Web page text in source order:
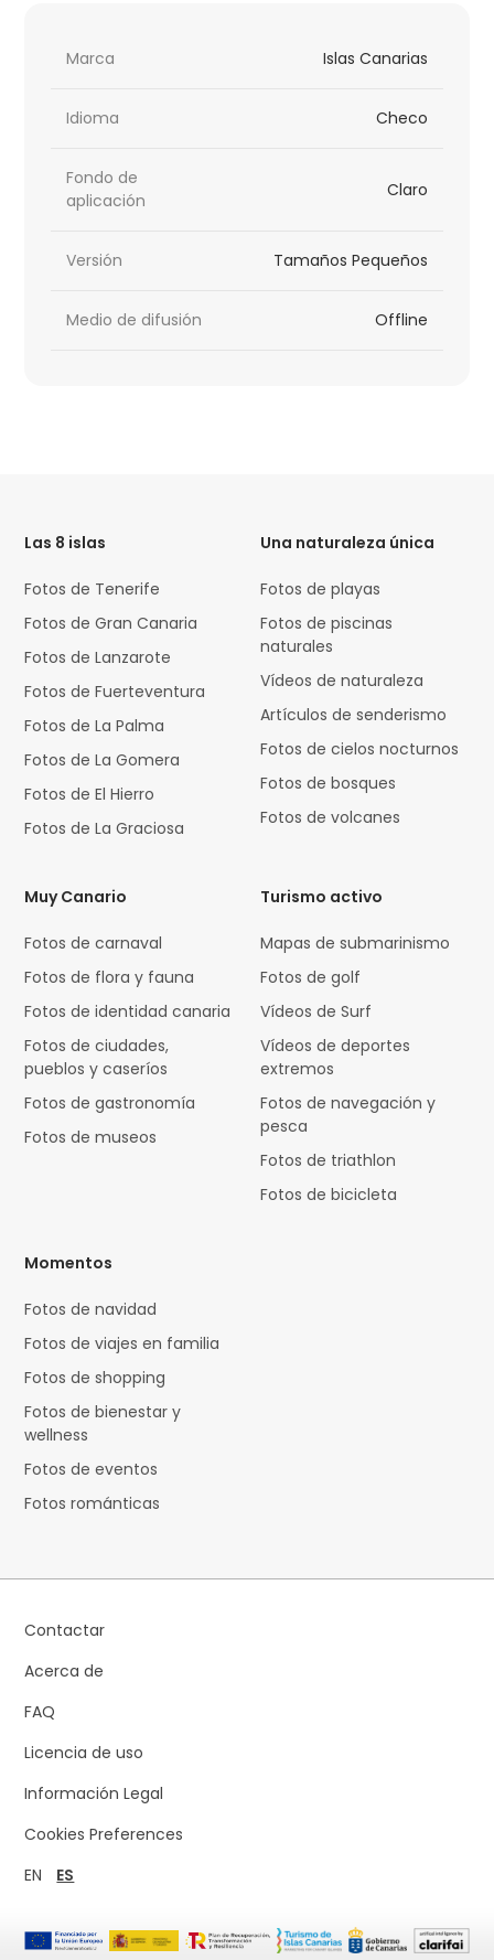
Marca Islas Canarias
Idioma Checo
Fondo de
aplicación
Claro
Versión Tamaños Pequeños
Medio de difusión Offline
Las 8 islas
Fotos de Tenerife
Fotos de Gran Canaria
Fotos de Lanzarote
Fotos de Fuerteventura
Fotos de La Palma
Fotos de La Gomera
Fotos de El Hierro
Fotos de La Graciosa
Una naturaleza única
Fotos de playas
Fotos de piscinas
naturales
Vídeos de naturaleza
Artículos de senderismo
Fotos de cielos nocturnos
Fotos de bosques
Fotos de volcanes
Muy Canario
Fotos de carnaval
Fotos de flora y fauna
Fotos de identidad canaria
Fotos de ciudades,
pueblos y caseríos
Fotos de gastronomía
Fotos de museos
Turismo activo
Mapas de submarinismo
Fotos de golf
Vídeos de Surf
Vídeos de deportes
extremos
Fotos de navegación y
pesca
Fotos de triathlon
Fotos de bicicleta
Momentos
Fotos de navidad
Fotos de viajes en familia
Fotos de shopping
Fotos de bienestar y
wellness
Fotos de eventos
Fotos románticas
Contactar
Acerca de
FAQ
Licencia de uso
Información Legal
Cookies Preferences
EN
ES